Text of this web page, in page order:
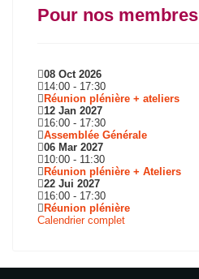
Pour nos membres
08 Oct 2026
14:00 - 17:30
Réunion plénière + ateliers
12 Jan 2027
16:00 - 17:30
Assemblée Générale
06 Mar 2027
10:00 - 11:30
Réunion plénière + Ateliers
22 Jui 2027
16:00 - 17:30
Réunion plénière
Calendrier complet